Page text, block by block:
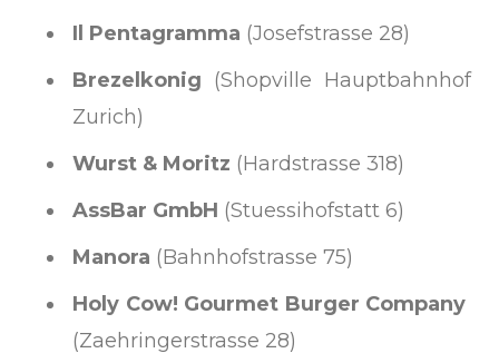
Il Pentagramma (Josefstrasse 28)
Brezelkonig (Shopville Hauptbahnhof
Zurich)
Wurst & Moritz (Hardstrasse 318)
Ass­Bar GmbH (Stuessihofstatt 6)
Manora (Bahnhofstrasse 75)
Holy Cow! Gourmet Burger Company
(Zaehringerstrasse 28)